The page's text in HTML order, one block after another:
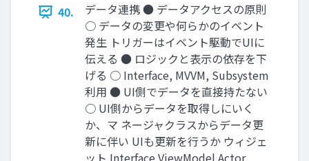
40.
データ連携 ● データアクセスの原則
○ データの変更や何らかのイベント
発生 トリガーはイベント駆動でUIに
伝える ● ロジックと表示の依存を下
げる ○ Interface, MVVM, Subsystem
利用 ● UI側でデータを直接持たない
○ UI側からデータを取得しにいく
か、マ ネージャクラスからデータ更
新に伴い UIも更新を行うか ウィジェ